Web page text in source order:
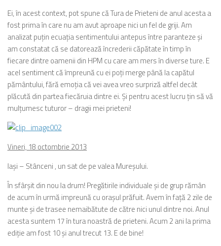
Ei, în acest context, pot spune că Tura de Prieteni de anul acesta a
fost prima în care nu am avut aproape nici un fel de griji. Am
analizat puţin ecuaţia sentimentului antepus între paranteze şi
am constatat că se datorează încrederii căpătate în timp în
fiecare dintre oamenii din HPM cu care am mers în diverse ture. E
acel sentiment că împreună cu ei poţi merge până la capătul
pământului, fără emoţia că vei avea vreo surpriză altfel decât
plăcută din partea fiecăruia dintre ei. Şi pentru acest lucru ţin să vă
mulţumesc tuturor – dragii mei prieteni!
Vineri, 18 octombrie 2013
Iaşi – Stânceni , un sat de pe valea Mureşului.
În sfârşit din nou la drum! Pregătirile individuale şi de grup rămân
de acum în urmă impreună cu oraşul prăfuit. Avem în faţă 2 zile de
munte şi de trasee nemaibătute de către nici unul dintre noi. Anul
acesta suntem 17 în tura noastră de prieteni. Acum 2 ani la prima
ediţie am fost 10 şi anul trecut 13. E de bine!